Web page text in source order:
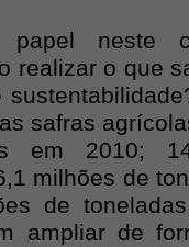
neste
realizar o que
safras
em 2010;
milhões de
de
ampliar de